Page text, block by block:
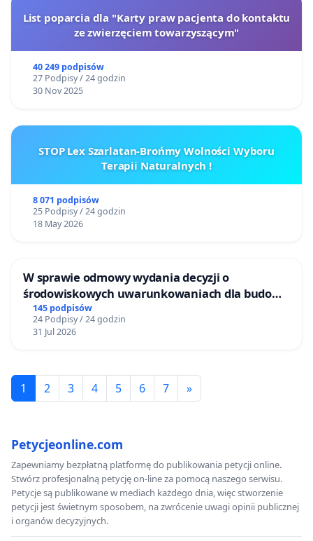
List poparcia dla "Karty praw pacjenta do kontaktu
ze zwierzęciem towarzyszącym"
40 249 podpisów
27 Podpisy / 24 godzin
30 Nov 2025
STOP Lex Szarlatan-Brońmy Wolności Wyboru
Terapii Naturalnych !
8 071 podpisów
25 Podpisy / 24 godzin
18 May 2026
W sprawie odmowy wydania decyzji o
środowiskowych uwarunkowaniach dla budowy
zakładu wytwarzania biometanu „Krynki” w
Ostrowiu Południowym oraz ochrony
mieszkańców i Puszczy Knyszyńskiej
145 podpisów
24 Podpisy / 24 godzin
31 Jul 2026
1 2 3 4 5 6 7 »
Petycjeonline.com
Zapewniamy bezpłatną platformę do publikowania petycji online.
Stwórz profesjonalną petycję on-line za pomocą naszego serwisu.
Petycje są publikowane w mediach każdego dnia, więc stworzenie
petycji jest świetnym sposobem, na zwrócenie uwagi opinii publicznej
i organów decyzyjnych.